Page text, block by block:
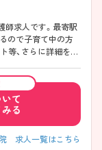
師求人です。最寄駅
ので子育て中の方
等、さらに詳細をお
て
る
求人一覧はこちら